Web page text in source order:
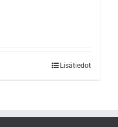
Lisätiedot